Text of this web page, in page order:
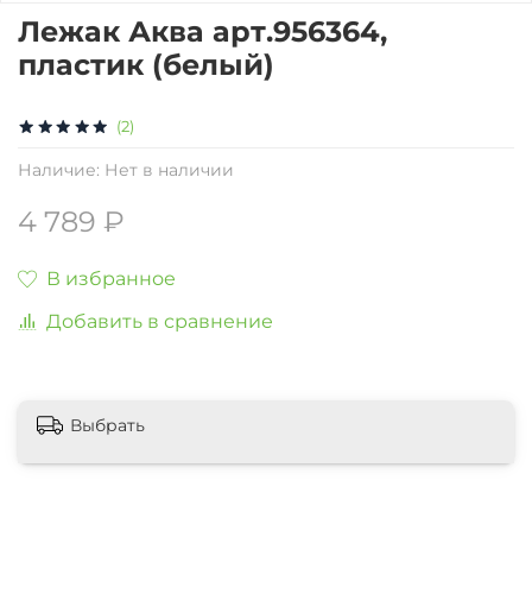
(2)
Наличие: Нет в наличии
Лежак Аква арт.956364,
пластик (белый)
4 789 ₽
В избранное
Добавить в сравнение
Выбрать